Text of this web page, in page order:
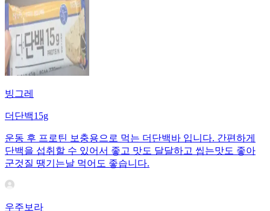
빙그레
더단백15g
운동 후 프로틴 보충용으로 먹는 더단백바 입니다. 간편하게
단백을 섭취할 수 있어서 좋고 맛도 달달하고 씹는맛도 좋아
군것질 땡기는날 먹어도 좋습니다.
우주보라